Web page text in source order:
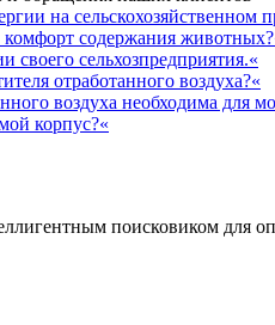
на сельскохозяйственном
содержания
своего сельхозпредприятия.«
отработанного воздуха?«
воздуха необходима для
корпус?«
поисковиком для